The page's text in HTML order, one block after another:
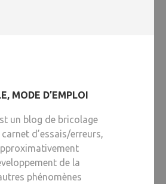
MODE D’EMPLOI
un blog de bricolage
d’essais/erreurs,
de la
phénomènes